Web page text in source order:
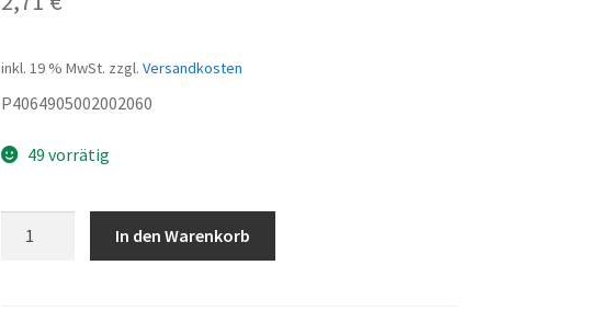
inkl. 19 % MwSt. zzgl. Versandkosten
P4064905002002060
49 vorrätig
In den Warenkorb